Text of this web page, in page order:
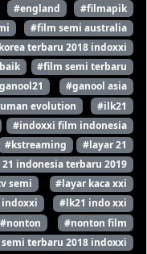
#england
#filmapik
#film semi australia
terbaru 2018 indoxxi
#film semi terbaru
#ganool asia
evolution
#ilk21
#indoxxi film indonesia
#kstreaming
#layar 21
indonesia terbaru 2019
semi
#layar kaca xxi
#lk21 indo xxi
#nonton
#nonton film
terbaru 2018 indoxxi